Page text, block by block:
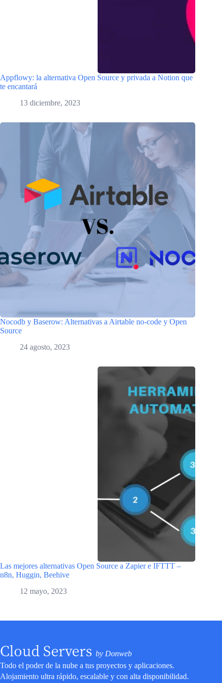
Appflowy: la alternativa Open Source y privada a Notion que
te encantará
13 diciembre, 2023
Nocodb y Baserow: Alternativas a Airtable no-code y Open
Source
24 agosto, 2023
Las mejores alternativas Open Source a Zapier e IFTTT –
n8n, Huggin, Beehive
12 mayo, 2023
Cloud Servers by Donweb
Todo el poder de la nube a tus proyectos y aplicaciones.
Alojamiento ultra rápido, escalable y con alta disponibilidad.